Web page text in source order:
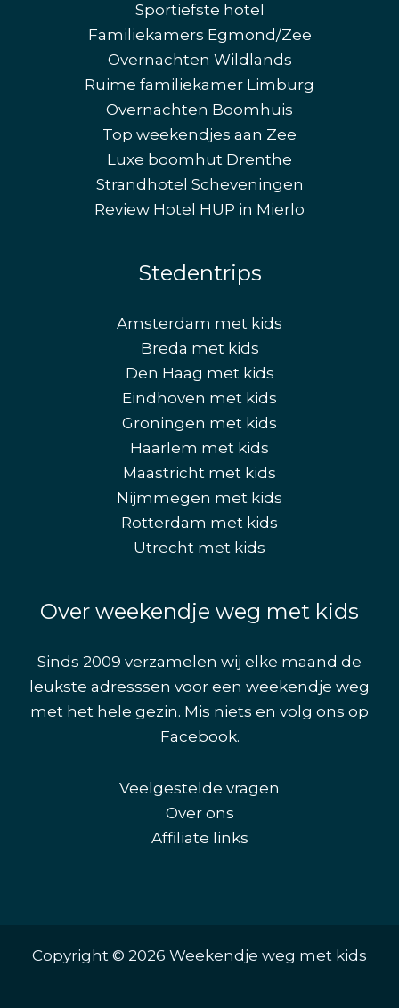
Sportiefste hotel
Familiekamers Egmond/Zee
Overnachten Wildlands
Ruime familiekamer Limburg
Overnachten Boomhuis
Top weekendjes aan Zee
Luxe boomhut Drenthe
Strandhotel Scheveningen
Review Hotel HUP in Mierlo
Stedentrips
Amsterdam met kids
Breda met kids
Den Haag met kids
Eindhoven met kids
Groningen met kids
Haarlem met kids
Maastricht met kids
Nijmmegen met kids
Rotterdam met kids
Utrecht met kids
Over weekendje weg met kids
Sinds 2009 verzamelen wij elke maand de
leukste adresssen voor een weekendje weg
met het hele gezin. Mis niets en volg ons op
Facebook.
Veelgestelde vragen
Over ons
Affiliate links
Copyright © 2026 Weekendje weg met kids